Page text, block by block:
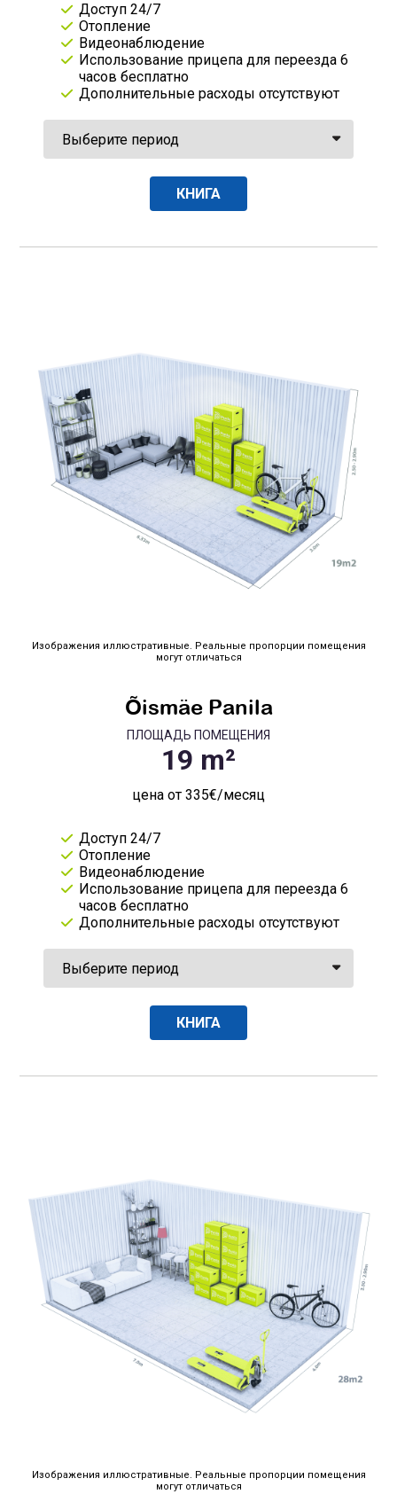
Доступ 24/7
Отопление
Видеонаблюдение
Использование прицепа для переезда 6
часов бесплатно
Дополнительные расходы отсутствуют
КНИГА
Изображения иллюстративные. Реальные пропорции помещения
могут отличаться
Õismäe Panila
ПЛОЩАДЬ ПОМЕЩЕНИЯ
цена от 335€/месяц
Доступ 24/7
Отопление
Видеонаблюдение
Использование прицепа для переезда 6
часов бесплатно
Дополнительные расходы отсутствуют
КНИГА
Изображения иллюстративные. Реальные пропорции помещения
могут отличаться